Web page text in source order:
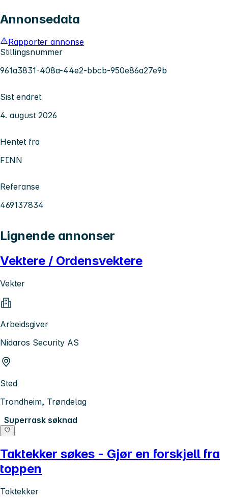
Annonsedata
Rapporter annonse
Stillingsnummer
961a3831-408a-44e2-bbcb-950e86a27e9b
Sist endret
4. august 2026
Hentet fra
FINN
Referanse
469137834
Lignende annonser
Vektere / Ordensvektere
Vekter
Arbeidsgiver
Nidaros Security AS
Sted
Trondheim, Trøndelag
Superrask søknad
Taktekker søkes - Gjør en forskjell fra
toppen
Taktekker